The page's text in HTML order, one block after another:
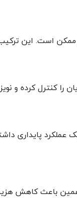
است. این
را کنترل کرده
عملکرد پایداری
همین باعث کاهش